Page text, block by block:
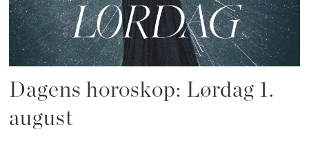
Dagens horoskop: Lørdag 1.
august